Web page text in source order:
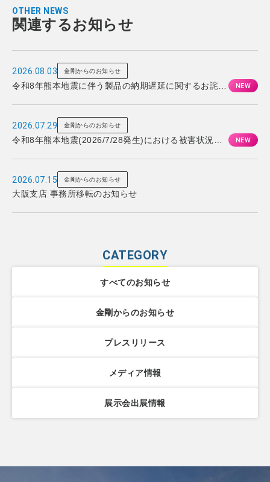
OTHER NEWS
関連するお知らせ
2026.08.03 金剛からのお知らせ
令和8年熊本地震に伴う製品の納期遅延に関するお詫び
2026.07.29 金剛からのお知らせ
令和8年熊本地震(2026/7/28発生)における被害状況と
2026.07.15 金剛からのお知らせ
大阪支店 事務所移転のお知らせ
CATEGORY
すべてのお知らせ
金剛からのお知らせ
プレスリリース
メディア情報
展示会出展情報